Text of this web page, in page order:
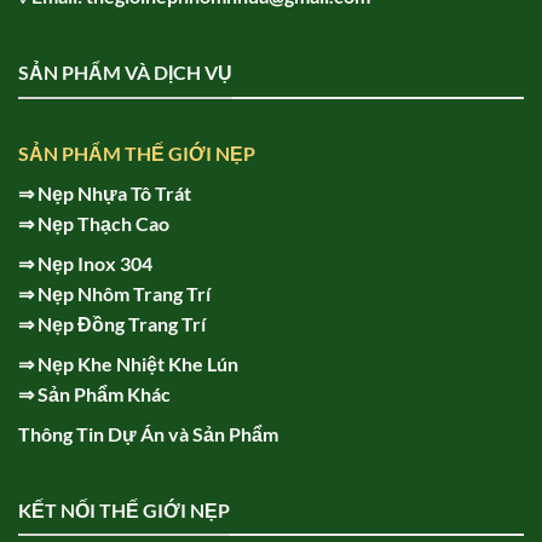
SẢN PHẨM VÀ DỊCH VỤ
SẢN PHẨM THẾ GIỚI NẸP
⇒Nẹp Nhựa Tô Trát
⇒Nẹp Thạch Cao
⇒Nẹp Inox 304
⇒Nẹp Nhôm Trang Trí
⇒Nẹp Đồng Trang Trí
⇒Nẹp Khe Nhiệt Khe Lún
⇒Sản Phẩm Khác
Thông Tin Dự Án và Sản Phẩm
KẾT NỐI THẾ GIỚI NẸP